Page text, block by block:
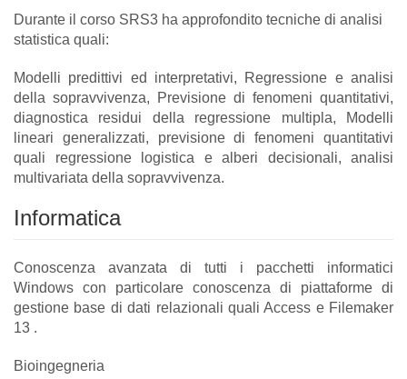
Durante il corso SRS3 ha approfondito tecniche di analisi
statistica quali:
Modelli predittivi ed interpretativi, Regressione e analisi
della sopravvivenza, Previsione di fenomeni quantitativi,
diagnostica residui della regressione multipla, Modelli
lineari generalizzati, previsione di fenomeni quantitativi
quali regressione logistica e alberi decisionali, analisi
multivariata della sopravvivenza.
Informatica
Conoscenza avanzata di tutti i pacchetti informatici
Windows con particolare conoscenza di piattaforme di
gestione base di dati relazionali quali Access e Filemaker
13 .
Bioingegneria